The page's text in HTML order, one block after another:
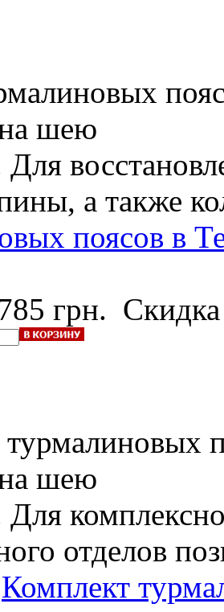
шею
а также
поясов в
грн.
шею
отделов
Комплект